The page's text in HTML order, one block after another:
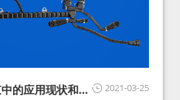
2021-03-25
的应用现状和展